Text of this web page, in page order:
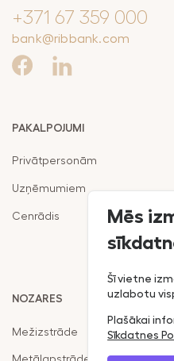
+371 67 359 000
bank@ribbank.com
PAKALPOJUMI
Privātpersonām
Uzņēmumiem
Cenrādis
NOZARES
Mežizstrāde
Mēs
Šī vietne
uzlabotu
Plašākai
Sīkdatnes